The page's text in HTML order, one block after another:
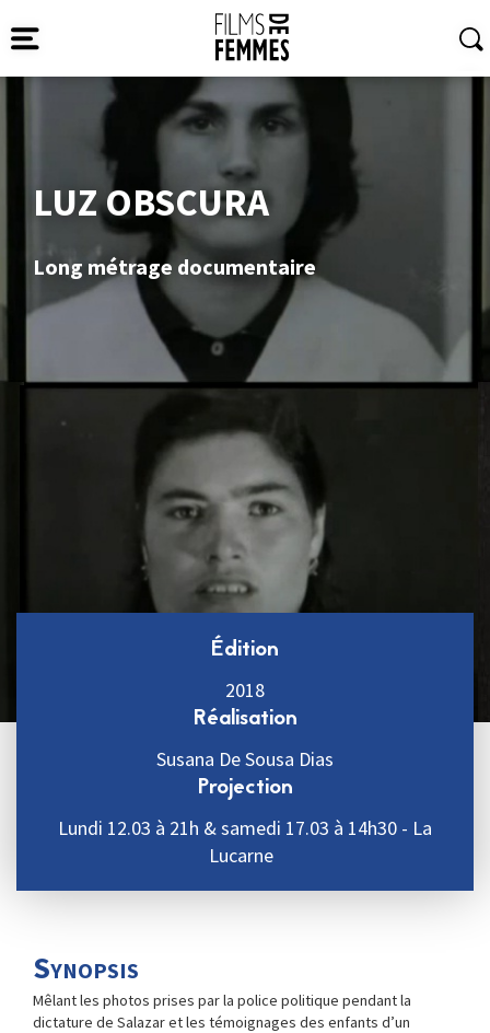
LUZ OBSCURA
Long métrage documentaire
Édition
2018
Réalisation
Susana De Sousa Dias
Projection
Lundi 12.03 à 21h & samedi 17.03 à 14h30 - La
Lucarne
Synopsis
Mêlant les photos prises par la police politique pendant la
dictature de Salazar et les témoignages des enfants d’un